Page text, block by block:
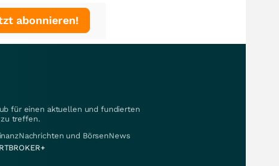
abonnieren!
für einen aktuellen und fundierten
treffen.
und BörsenNews